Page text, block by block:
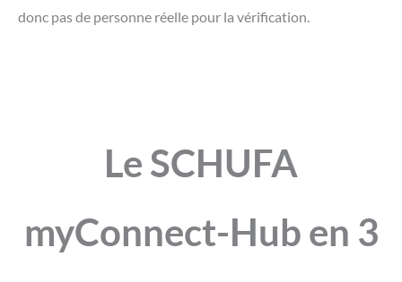
donc pas de personne réelle pour la vérification.
Le SCHUFA
myConnect-Hub en 3